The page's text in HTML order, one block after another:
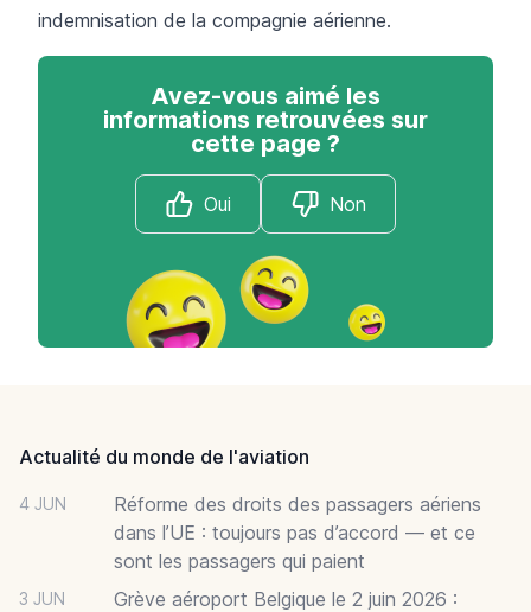
indemnisation de la compagnie aérienne.
Avez-vous aimé les
informations retrouvées sur
cette page ?
Oui Non
Actualité du monde de l'aviation
4 JUN
Réforme des droits des passagers aériens
dans l’UE : toujours pas d’accord — et ce
sont les passagers qui paient
3 JUN
Grève aéroport Belgique le 2 juin 2026 :